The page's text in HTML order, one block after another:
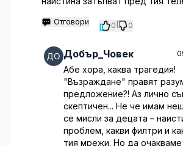
Отговори 0 0
Добър_Човек
Абе хора, каква трагедия!
"Възраждане" правят
предложение?! Аз лично
скептичен... Не че имам
се мисли за децата –
проблем, какви филтри и
тия мрежи. Но да очакваме